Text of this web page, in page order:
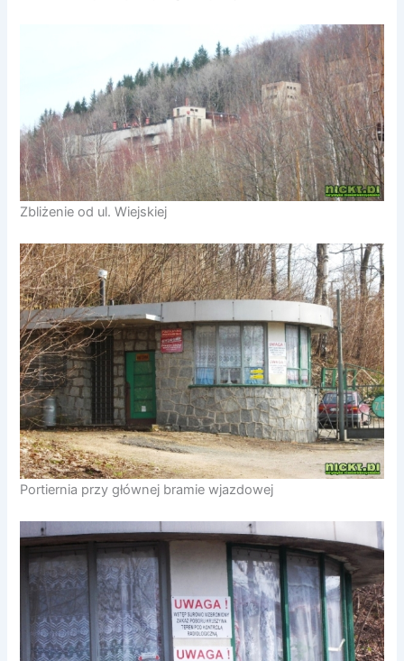
Zbliżenie od ul. Wiejskiej
Portiernia przy głównej bramie wjazdowej